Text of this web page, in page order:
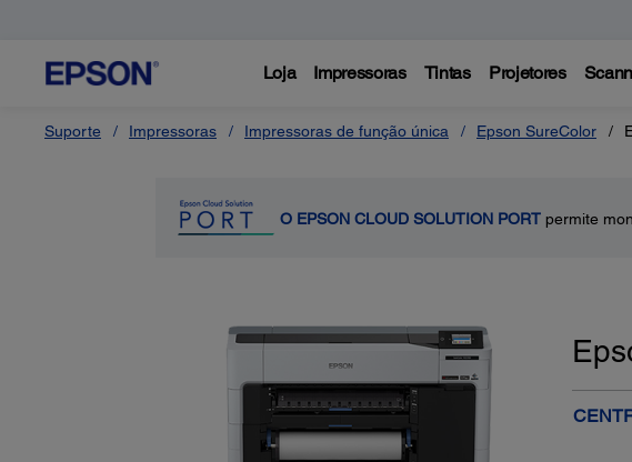
Loja Impressoras Tintas Projetores
Suporte Impressoras Impressoras de função única Epson SureColor
O EPSON CLOUD SOLUTION PORT permite